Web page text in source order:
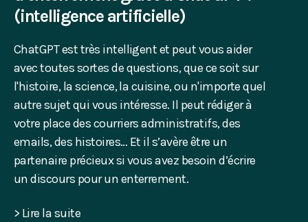
(intelligence artificielle)
ChatGPT est très intelligent et peut vous aider
avec toutes sortes de questions, que ce soit sur
l'histoire, la science, la cuisine, ou n'importe quel
autre sujet qui vous intéresse. Il peut rédiger à
votre place des courriers administratifs, des
emails, des histoires… Et il s’avère être un
partenaire précieux si vous avez besoin d’écrire
un discours pour un enterrement.
> Lire la suite